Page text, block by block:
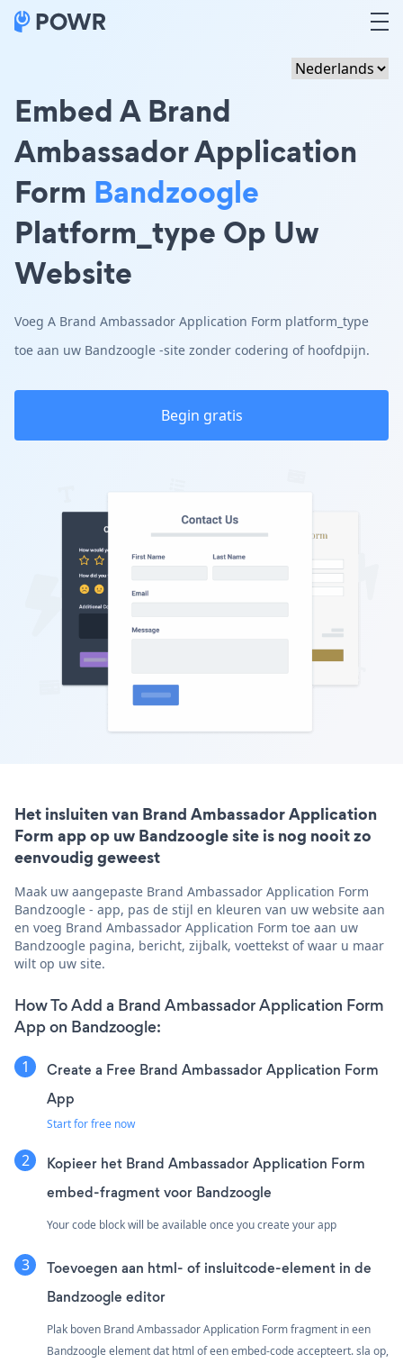
Embed A Brand
Ambassador Application
Form Bandzoogle
Platform_type Op Uw
Website
Voeg A Brand Ambassador Application Form platform_type
toe aan uw Bandzoogle -site zonder codering of hoofdpijn.
Begin gratis
Het insluiten van Brand Ambassador Application
Form app op uw Bandzoogle site is nog nooit zo
eenvoudig geweest
Maak uw aangepaste Brand Ambassador Application Form
Bandzoogle - app, pas de stijl en kleuren van uw website aan
en voeg Brand Ambassador Application Form toe aan uw
Bandzoogle pagina, bericht, zijbalk, voettekst of waar u maar
wilt op uw site.
How To Add a Brand Ambassador Application Form
App on Bandzoogle:
Create a Free Brand Ambassador Application Form
App
Start for free now
Kopieer het Brand Ambassador Application Form
embed-fragment voor Bandzoogle
Your code block will be available once you create your app
Toevoegen aan html- of insluitcode-element in de
Bandzoogle editor
Plak boven Brand Ambassador Application Form fragment in een
Bandzoogle element dat html of een embed-code accepteert. sla op,